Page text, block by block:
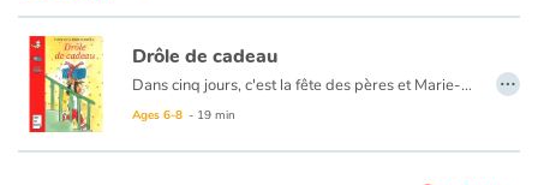
French book lists for children
Reading for children
Activities and workshops
Drôle de cadeau
Dans cinq jours, c'est la fête des pères et Marie-Lou n'a pas de cadeau. Le ouistiti qu'elle a fait à l'école est raté. Ses autres idées sont trop difficiles à réaliser. Et sa tirelire désespérément vide. Pourtant, Marie-Lou est bien décidée à offrir à son papa un cadeau magnifique, surprenant, original. Un cadeau qu'il n'oubliera jamais. Et quand Marie-Lou a décidé quelque chose...
Ages 6-8 - 19 min
…